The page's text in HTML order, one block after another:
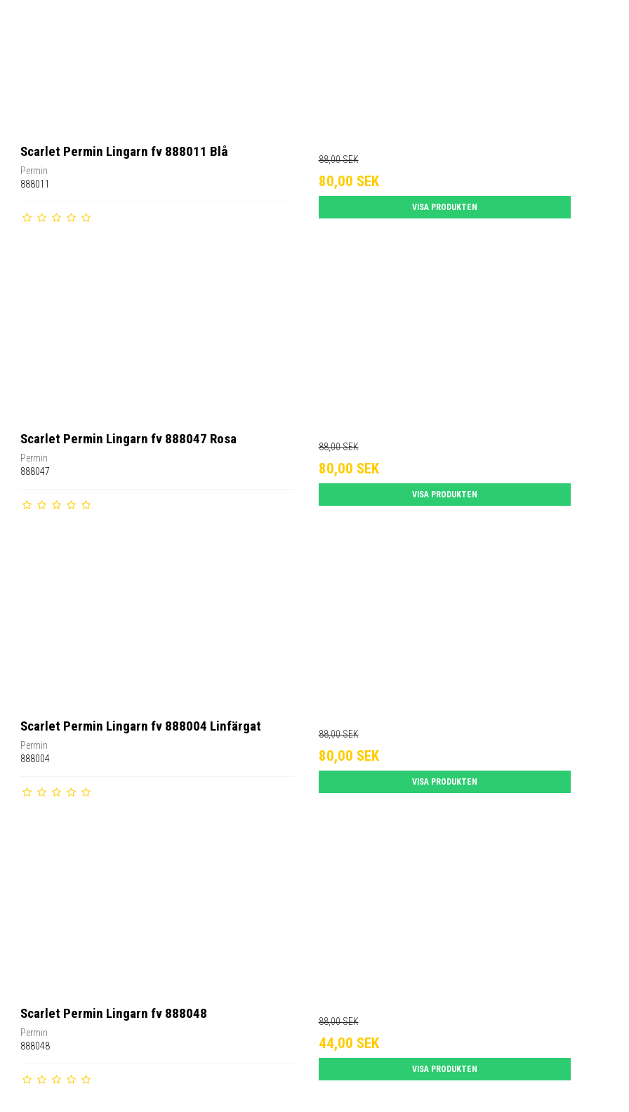
Scarlet Permin Lingarn fv 888011 Blå
Permin
888011
88,00 SEK
80,00 SEK
VISA PRODUKTEN
Scarlet Permin Lingarn fv 888047 Rosa
Permin
888047
88,00 SEK
80,00 SEK
VISA PRODUKTEN
Scarlet Permin Lingarn fv 888004 Linfärgat
Permin
888004
88,00 SEK
80,00 SEK
VISA PRODUKTEN
Scarlet Permin Lingarn fv 888048
Permin
888048
88,00 SEK
44,00 SEK
VISA PRODUKTEN